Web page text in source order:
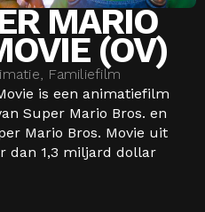
MARIO
(OV)
Familiefilm
is een animatiefilm
Super Mario Bros. en
Mario Bros. Movie uit
dan 1,3 miljard dollar